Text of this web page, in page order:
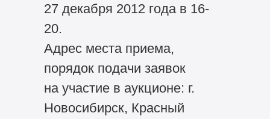
27 декабря 2012 года в 16-
20.
Адрес места приема,
порядок подачи заявок
на участие в аукционе: г.
Новосибирск, Красный